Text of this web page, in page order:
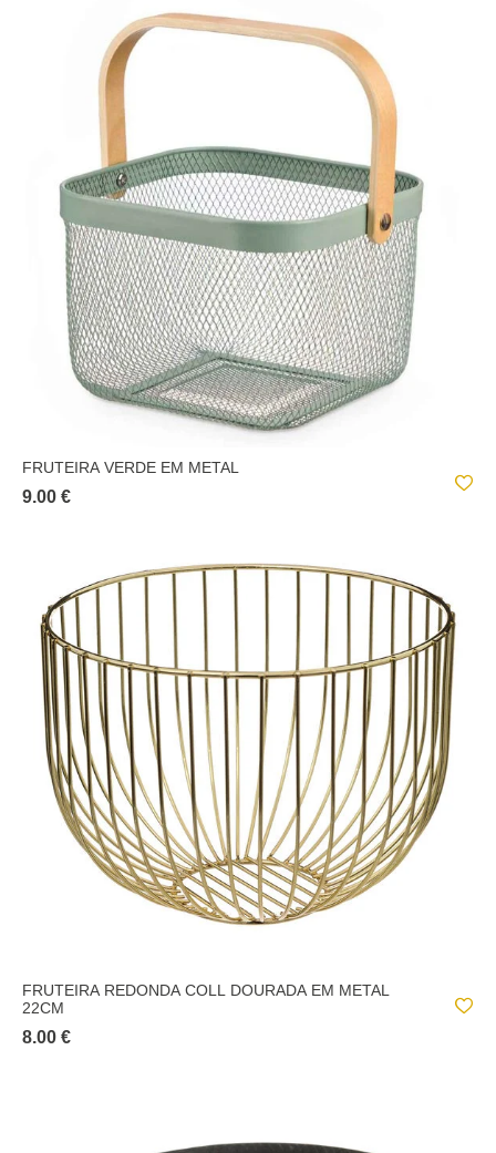
FRUTEIRA VERDE EM METAL
9.00 €
FRUTEIRA REDONDA COLL DOURADA EM METAL
22CM
8.00 €